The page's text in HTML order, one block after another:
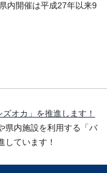
内開催は平成27年以来9
オカ」を推進します！
県内施設を利用する「バ
しています！